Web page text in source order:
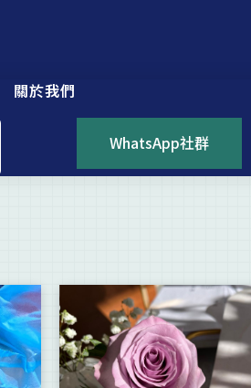
關於我們
WhatsApp社群